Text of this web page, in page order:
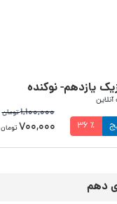
یازدهم- نوکنده
36 ٪
1,100,000تومان
700,000تومان
دهم